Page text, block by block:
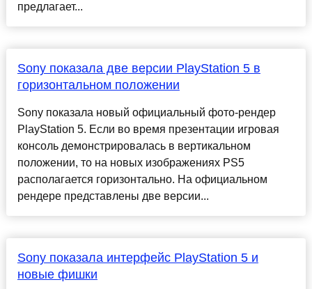
предлагает...
Sony показала две версии PlayStation 5 в
горизонтальном положении
Sony показала новый официальный фото-рендер
PlayStation 5. Если во время презентации игровая
консоль демонстрировалась в вертикальном
положении, то на новых изображениях PS5
располагается горизонтально. На официальном
рендере представлены две версии...
Sony показала интерфейс PlayStation 5 и
новые фишки